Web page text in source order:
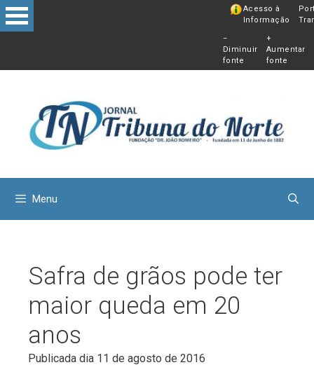
Pular
para
Acesso à
Informação
−
Diminuir
fonte
+
Aumentar
fonte
Menu
Safra de grãos pode ter
maior queda em 20
anos
Publicada dia 11 de agosto de 2016